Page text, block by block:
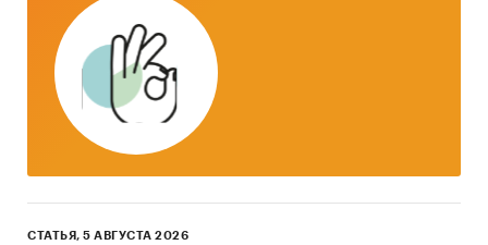
так называемые (1) Традиционный
(качественный) контент-анализ интервью и
документов и (2) Квантитативный
(количественный) анализ с применением
пакетов программ, к которым имеет доступ
наше агентство.
Контент-анализ выполняется в рамках
проведения Desk Research (кабинетное
исследование). В общем виде целью
СТАТЬЯ, 5 АВГУСТА 2026